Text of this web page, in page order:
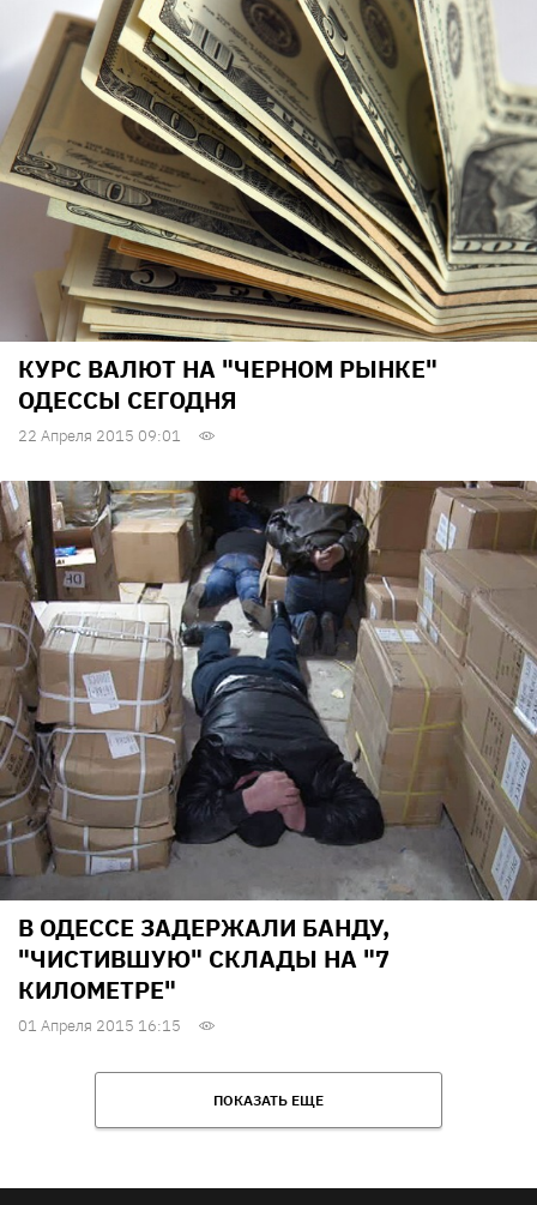
КУРС ВАЛЮТ НА "ЧЕРНОМ РЫНКЕ"
ОДЕССЫ СЕГОДНЯ
22 Апреля 2015 09:01
В ОДЕССЕ ЗАДЕРЖАЛИ БАНДУ,
"ЧИСТИВШУЮ" СКЛАДЫ НА "7
КИЛОМЕТРЕ"
01 Апреля 2015 16:15
ПОКАЗАТЬ ЕЩЕ